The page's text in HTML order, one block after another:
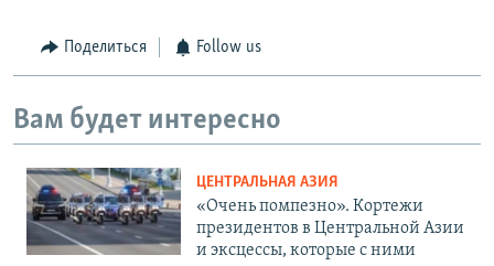
Поделиться Follow us
Вам будет интересно
ЦЕНТРАЛЬНАЯ АЗИЯ
«Очень помпезно». Кортежи
президентов в Центральной Азии
и эксцессы, которые с ними